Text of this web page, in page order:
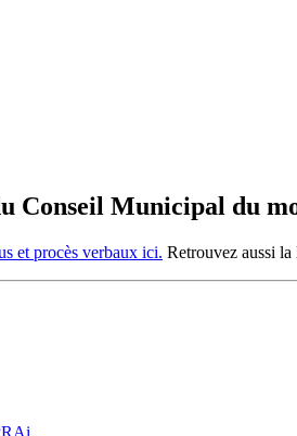
Conseil Municipal du
et procès verbaux ici. Retrouvez aussi la